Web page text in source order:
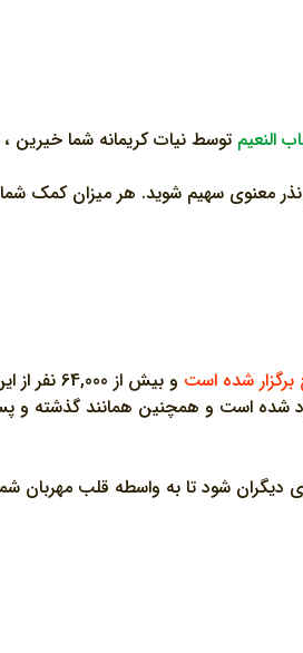
توسط نیات کریمانه شما خیرین
نذر معنوی سهیم شوید. هر میزان کمک
و بیش از 64,000 نفر از این نذرها بهره‌مند شده‌‍اند.
در بخش هدیه اشتراک آزاد شده است و
دیگران شود تا به واسطه قلب مهربان